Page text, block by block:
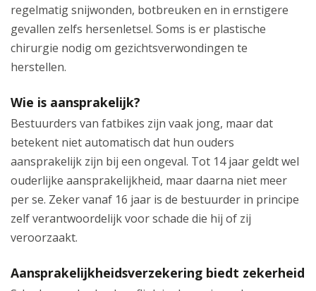
regelmatig snijwonden, botbreuken en in ernstigere
gevallen zelfs hersenletsel. Soms is er plastische
chirurgie nodig om gezichtsverwondingen te
herstellen.
Wie is aansprakelijk?
Bestuurders van fatbikes zijn vaak jong, maar dat
betekent niet automatisch dat hun ouders
aansprakelijk zijn bij een ongeval. Tot 14 jaar geldt wel
ouderlijke aansprakelijkheid, maar daarna niet meer
per se. Zeker vanaf 16 jaar is de bestuurder in principe
zelf verantwoordelijk voor schade die hij of zij
veroorzaakt.
Aansprakelijkheidsverzekering biedt zekerheid